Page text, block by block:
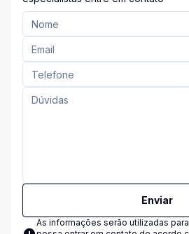
Enviar
As informações serão utilizadas